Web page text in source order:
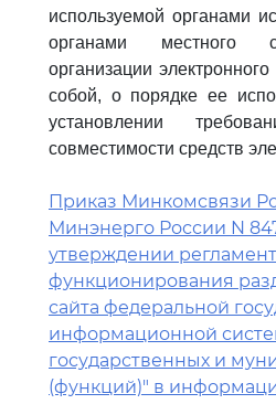
используемой органами
органами местного
организации
собой, о порядке ее
установлении
совместимости средств
Приказ Минкомсвязи
Минэнерго России N
утверждении
функционирования
сайта федеральной
информационной
государственных и
(функций)" в